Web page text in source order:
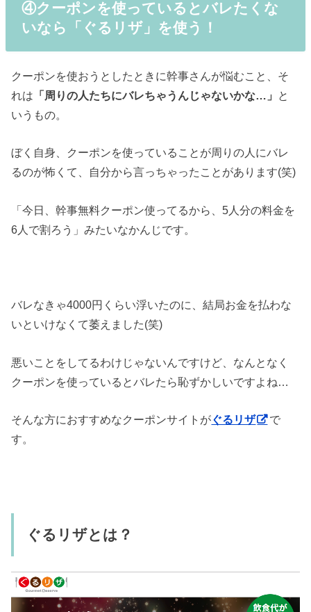
④クーポンを使っているとバレたくな
いなら「ぐるリザ」を使う！
クーポンを使おうとしたときに幹事さんが悩むこと、そ
れは 「周りの人たちにバレちゃうんじゃないかな…」 と
いうもの。
ぼく自身、クーポンを使っていることが周りの人にバレ
るのが怖くて、自分から言っちゃったことがあります(笑)
「今日、幹事無料クーポン使ってるから、5人分の料金を
6人で割ろう」みたいなかんじです。
バレなきゃ4000円くらい浮いたのに、結局お金を払わな
いといけなくて萎えました(笑)
悪いことをしてるわけじゃないんですけど、なんとなく
クーポンを使っているとバレたら恥ずかしいですよね…
そんな方におすすめなクーポンサイトがぐるリザ
で
す。
ぐるリザとは？